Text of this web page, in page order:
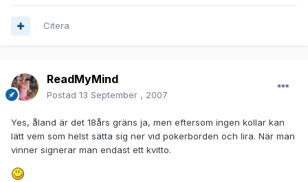
Citera
ReadMyMind
Postad 13 September , 2007
Yes, åland är det 18års gräns ja, men eftersom ingen kollar kan
lätt vem som helst sätta sig ner vid pokerborden och lira. När man
vinner signerar man endast ett kvitto.